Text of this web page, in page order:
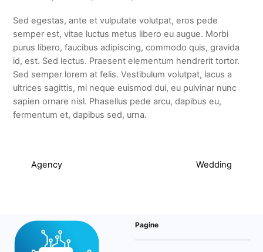
Sed egestas, ante et vulputate volutpat, eros pede
semper est, vitae luctus metus libero eu augue. Morbi
purus libero, faucibus adipiscing, commodo quis, gravida
id, est. Sed lectus. Praesent elementum hendrerit tortor.
Sed semper lorem at felis. Vestibulum volutpat, lacus a
ultrices sagittis, mi neque euismod dui, eu pulvinar nunc
sapien ornare nisl. Phasellus pede arcu, dapibus eu,
fermentum et, dapibus sed, urna.
Agency Wedding
Pagine